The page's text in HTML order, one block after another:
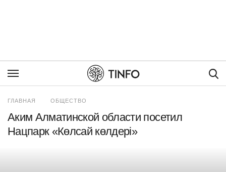
ГЛАВНАЯ ОБЩЕСТВО
Аким Алматинской области посетил
Нацпарк «Көлсай көлдері»